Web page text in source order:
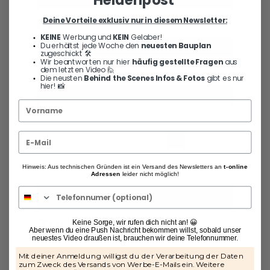
DeWALT DCD800NT
Mehr Infos
Pica Druckbleistift
Download des Plans
Zwingenregal
Hallo an alle Helden da draußen,
Deine Vorteile exklusiv nur in diesem Newsletter:
KEINE Werbung und KEIN Gelaber!
Du erhältst jede Woche den neuesten Bauplan
zugeschickt 🛠️
Wir beantworten nur hier häufig gestellte Fragen aus
dem letzten Video 🙋
Die neusten Behind the Scenes Infos & Fotos gibt es nur
hier! 📸
Hinweis: Aus technischen Gründen ist ein Versand des Newsletters an t-online
Adressen leider nicht möglich!
Keine Sorge, wir rufen dich nicht an! 😀
Aber wenn du eine Push Nachricht bekommen willst, sobald unser
neuestes Video draußen ist, brauchen wir deine Telefonnummer.
Mit deiner Anmeldung willigst du der Verarbeitung der Daten
zum Zweck des Versands von Werbe-E-Mails ein. Weitere